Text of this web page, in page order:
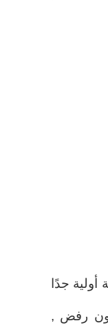
أولية جدًا
دون رفض ,